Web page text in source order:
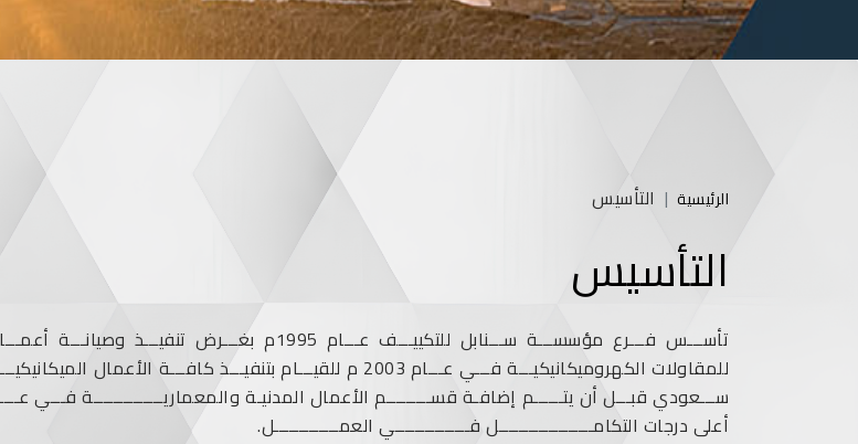
الرئيسية التأسيس
التأسيس
تأســـس فـــرع مؤسســـة ســـنابل للتكييـــف عـــام
أعلى درجات التكامـــــــــــــــــــل فـــــــــــــــي العمـــــــــــــل.